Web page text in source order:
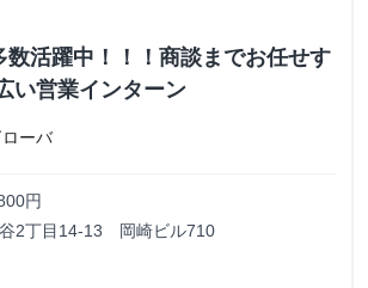
数活躍中！！！商談までお任せす
い営業インターン
ーバ
円
2丁目14-13 岡崎ビル710